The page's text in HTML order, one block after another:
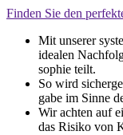
Fin­den Sie den
Mit unse­rer
idea­len
so­phie teilt.
So wird
ga­be im Sin­ne
Wir ach­ten auf
das Risi­ko von